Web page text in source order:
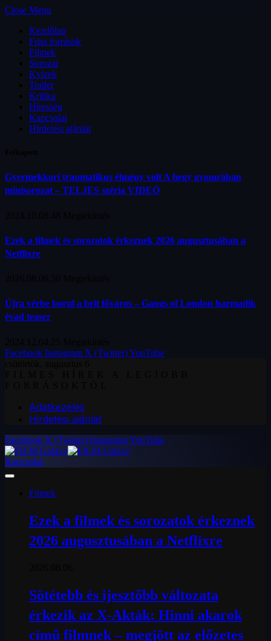
Close Menu
Kezdőlap
Friss források
Filmek
Sorozat
Kvízek
Trailer
Kritika
Híresség
Kapcsolat
Hirdetési ajánlat
Gyermekkori traumatikus élmény volt A hegy gyomrában
minisorozat – TELJES széria VIDEÓ
Ezek a filmek és sorozatok érkeznek 2026 augusztusában a
Netflixre
Újra vérbe borul a brit főváros – Gangs of London harmadik
évad teaser
Facebook Instagram X (Twitter)YouTube
Adatkezelés
Hirdetési ajánlat
Facebook X (Twitter) InstagramYouTube
Kapcsolat
Filmek
Ezek a filmek és sorozatok érkeznek
2026 augusztusában a Netflixre
Sötétebb és ijesztőbb változata
érkezik az X-Akták: Hinni akarok
című filmnek – megjött az előzetes